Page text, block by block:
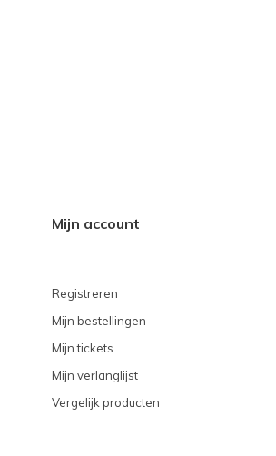
Mijn account
Registreren
Mijn bestellingen
Mijn tickets
Mijn verlanglijst
Vergelijk producten